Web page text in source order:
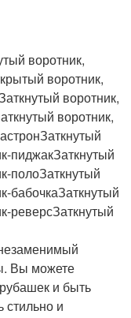
воротник,
воротник,
воротник,
воротник,
пиджакЗаткнутый
полоЗаткнутый
бабочкаЗаткнутый
реверсЗаткнутый
Вы можете
и быть
стильно и